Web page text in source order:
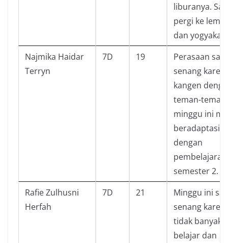
liburanya.
pergi ke
dan
Najmika Haidar
Terryn
7D 19
Perasaan
senang
kangen
teman-teman
minggu ini
beradaptasi
dengan
pembelajaran
semester 2.
Rafie Zulhusni
Herfah
7D 21
Minggu ini
senang
tidak banyak
belajar dan